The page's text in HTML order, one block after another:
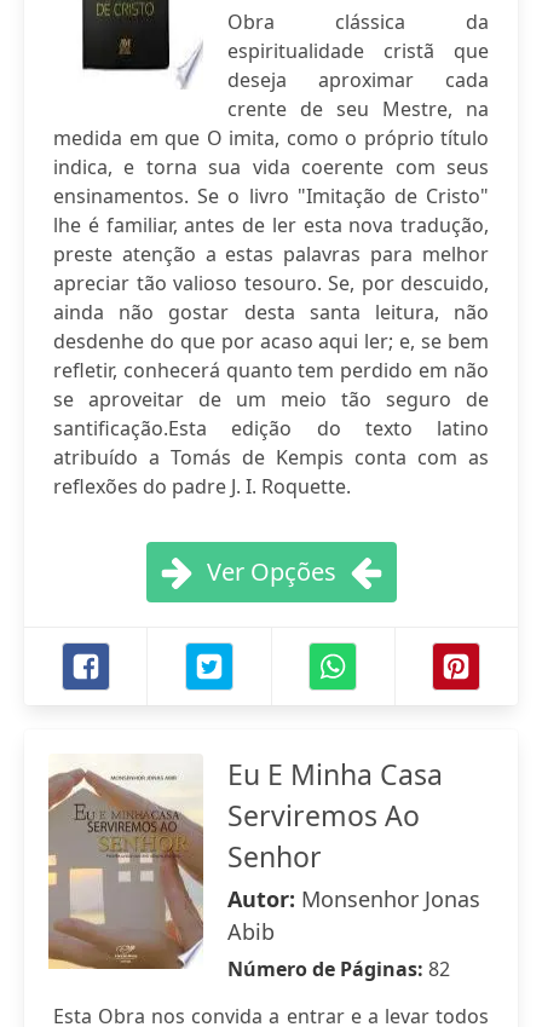
Obra clássica da
espiritualidade cristã que
deseja aproximar cada
crente de seu Mestre, na
medida em que O imita, como o próprio título
indica, e torna sua vida coerente com seus
ensinamentos. Se o livro "Imitação de Cristo"
lhe é familiar, antes de ler esta nova tradução,
preste atenção a estas palavras para melhor
apreciar tão valioso tesouro. Se, por descuido,
ainda não gostar desta santa leitura, não
desdenhe do que por acaso aqui ler; e, se bem
refletir, conhecerá quanto tem perdido em não
se aproveitar de um meio tão seguro de
santificação.Esta edição do texto latino
atribuído a Tomás de Kempis conta com as
reflexões do padre J. I. Roquette.
Ver Opções
Eu E Minha Casa
Serviremos Ao
Senhor
Autor: Monsenhor Jonas
Abib
Número de Páginas: 82
Esta Obra nos convida a entrar e a levar todos